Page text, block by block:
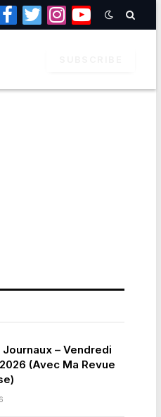
Facebook
TwitterInstagramYouTube
Journaux – Vendredi
(Avec Ma Revue